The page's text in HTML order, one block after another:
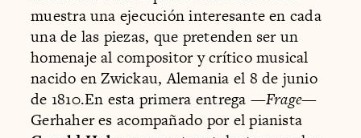
muestra una ejecución interesante en cada
una de las piezas, que pretenden ser un
homenaje al compositor y crítico musical
nacido en Zwickau, Alemania el 8 de junio
de 1810.En esta primera entrega —Frage—
Gerhaher es acompañado por el pianista